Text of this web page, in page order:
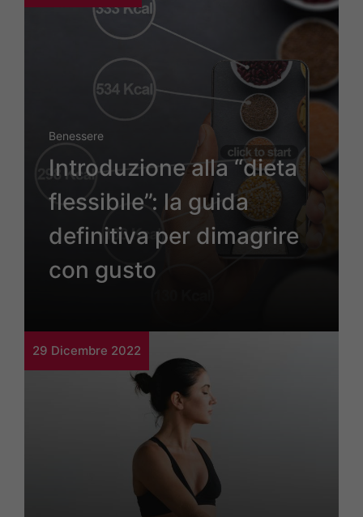
Benessere
Introduzione alla “dieta
flessibile”: la guida
definitiva per dimagrire
con gusto
29 Dicembre 2022